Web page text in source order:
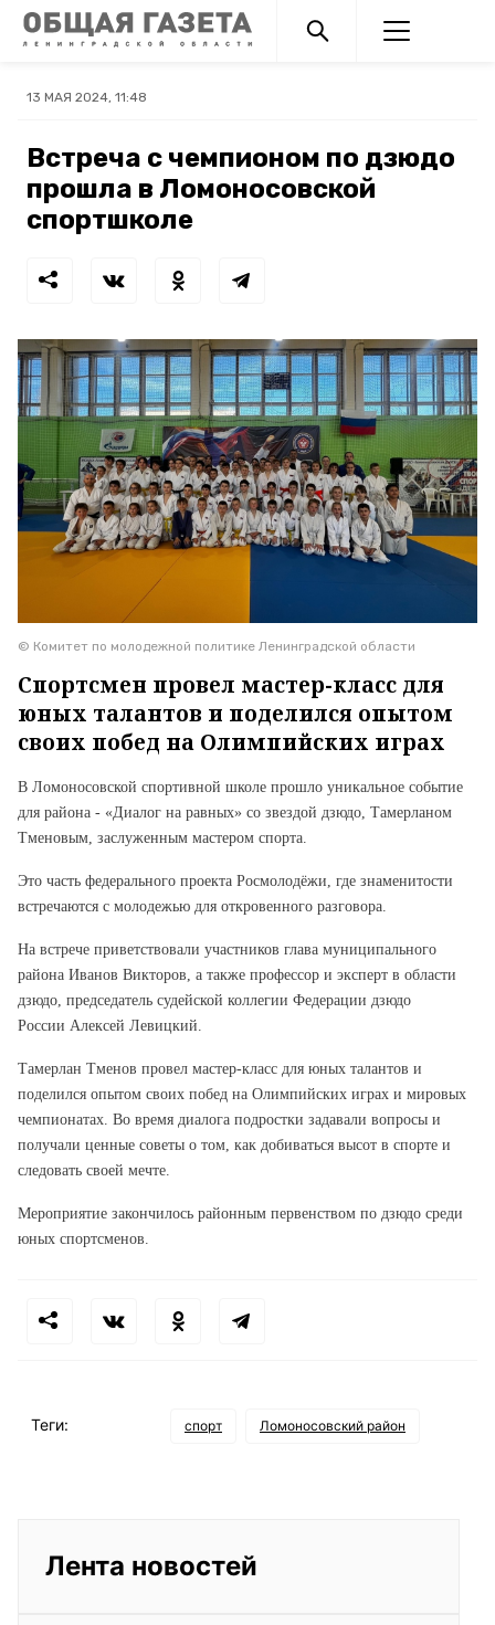
13 МАЯ 2024, 11:48
Встреча с чемпионом по дзюдо
прошла в Ломоносовской
спортшколе
© Комитет по молодежной политике Ленинградской области
Спортсмен провел мастер-класс для
юных талантов и поделился опытом
своих побед на Олимпийских играх
В Ломоносовской спортивной школе прошло уникальное событие
для района - «Диалог на равных» со звездой дзюдо, Тамерланом
Тменовым, заслуженным мастером спорта.
Это часть федерального проекта Росмолодёжи, где знаменитости
встречаются с молодежью для откровенного разговора.
На встрече приветствовали участников глава муниципального
района Иванов Викторов, а также профессор и эксперт в области
дзюдо, председатель судейской коллегии Федерации дзюдо
России Алексей Левицкий.
Тамерлан Тменов провел мастер-класс для юных талантов и
поделился опытом своих побед на Олимпийских играх и мировых
чемпионатах. Во время диалога подростки задавали вопросы и
получали ценные советы о том, как добиваться высот в спорте и
следовать своей мечте.
Мероприятие закончилось районным первенством по дзюдо среди
юных спортсменов.
Теги: спорт Ломоносовский район
Лента новостей